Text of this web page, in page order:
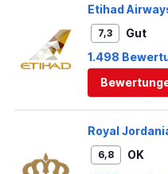
Etihad
7,3
Gut
1.498
Royal
6,8
OK